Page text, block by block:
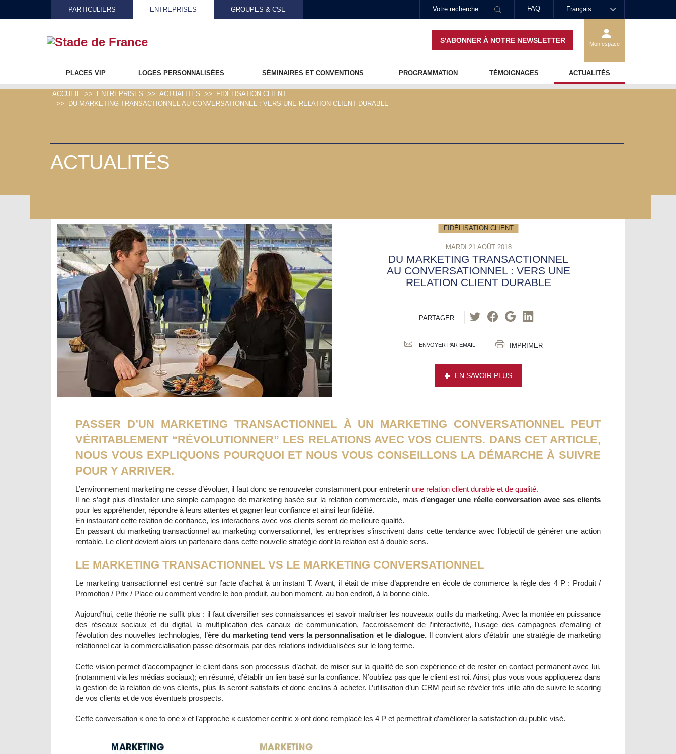
Français
FAQ
PARTICULIERS ENTREPRISES GROUPES & CSE
S'ABONNER À NOTRE NEWSLETTER Mon espace
PLACES VIP LOGES PERSONNALISÉES SÉMINAIRES ET CONVENTIONS PROGRAMMATION TÉMOIGNAGES ACTUALITÉS
ACCUEIL ENTREPRISES ACTUALITÉS
FIDÉLISATION CLIENT
DU MARKETING TRANSACTIONNEL AU CONVERSATIONNEL : VERS UNE RELATION CLIENT DURABLE
ACTUALITÉS
FIDÉLISATION CLIENT
MARDI 21 AOÛT 2018
DU MARKETING TRANSACTIONNEL
AU CONVERSATIONNEL : VERS UNE
RELATION CLIENT DURABLE
PARTAGER
ENVOYER PAR EMAIL IMPRIMER
EN SAVOIR PLUS
PASSER D’UN MARKETING TRANSACTIONNEL À UN MARKETING CONVERSATIONNEL PEUT
VÉRITABLEMENT “RÉVOLUTIONNER” LES RELATIONS AVEC VOS CLIENTS. DANS CET ARTICLE,
NOUS VOUS EXPLIQUONS POURQUOI ET NOUS VOUS CONSEILLONS LA DÉMARCHE À SUIVRE
POUR Y ARRIVER.
L’environnement marketing ne cesse d’évoluer, il faut donc se renouveler constamment pour entretenir une relation client durable et de qualité.
Il ne s’agit plus d’installer une simple campagne de marketing basée sur la relation commerciale, mais d’engager une réelle conversation avec ses clients
pour les appréhender, répondre à leurs attentes et gagner leur confiance et ainsi leur fidélité.
En instaurant cette relation de confiance, les interactions avec vos clients seront de meilleure qualité.
En passant du marketing transactionnel au marketing conversationnel, les entreprises s’inscrivent dans cette tendance avec l’objectif de générer une action
rentable. Le client devient alors un partenaire dans cette nouvelle stratégie dont la relation est à double sens.
LE MARKETING TRANSACTIONNEL VS LE MARKETING CONVERSATIONNEL
Le marketing transactionnel est centré sur l’acte d’achat à un instant T. Avant, il était de mise d’apprendre en école de commerce la règle des 4 P : Produit /
Promotion / Prix / Place ou comment vendre le bon produit, au bon moment, au bon endroit, à la bonne cible.
Aujourd’hui, cette théorie ne suffit plus : il faut diversifier ses connaissances et savoir maîtriser les nouveaux outils du marketing. Avec la montée en puissance
des réseaux sociaux et du digital, la multiplication des canaux de communication, l’accroissement de l’interactivité, l’usage des campagnes d’emaling et
l’évolution des nouvelles technologies, l’ère du marketing tend vers la personnalisation et le dialogue.Il convient alors d’établir une stratégie de marketing
relationnel car la commercialisation passe désormais par des relations individualisées sur le long terme.
Cette vision permet d’accompagner le client dans son processus d’achat, de miser sur la qualité de son expérience et de rester en contact permanent avec lui,
(notamment via les médias sociaux); en résumé, d’établir un lien basé sur la confiance. N’oubliez pas que le client est roi. Ainsi, plus vous vous appliquerez dans
la gestion de la relation de vos clients, plus ils seront satisfaits et donc enclins à acheter. L’utilisation d’un CRM peut se révéler très utile afin de suivre le scoring
de vos clients et de vos éventuels prospects.
Cette conversation « one to one » et l’approche « customer centric » ont donc remplacé les 4 P et permettrait d’améliorer la satisfaction du public visé.